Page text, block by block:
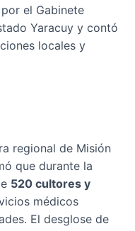
el Gabinete
Yaracuy y contó
locales y
regional de Misión
que durante la
520 cultores y
médicos
El desglose de